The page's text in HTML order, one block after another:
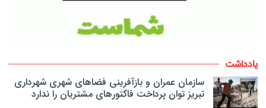
یادداشت
سازمان عمران و بازآفرینی فضاهای شهری شهرداری
تبریز توان پرداخت فاکتورهای مشتریان را ندارد